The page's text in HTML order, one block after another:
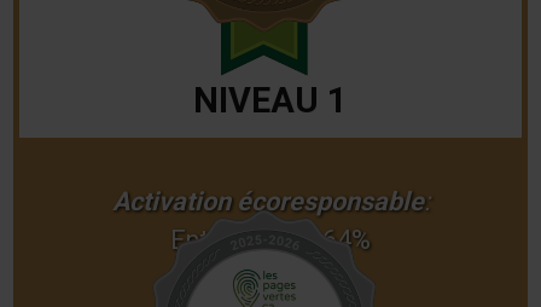
NIVEAU 1
Activation écoresponsable:
Entre 50% et 64%